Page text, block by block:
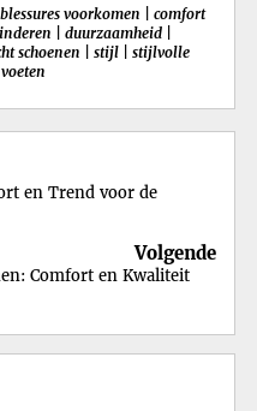
blessures voorkomen
comfort
duurzaamheid
schoenen stijl
stijlvolle
voeten
en Trend voor de
Volgende
Comfort en Kwaliteit